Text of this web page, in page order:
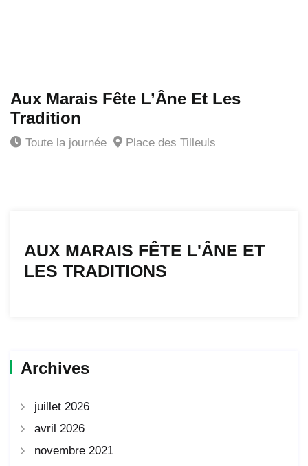
Aux Marais Fête L’Âne Et Les
Tradition
Toute la journée Place des Tilleuls
AUX MARAIS FÊTE L'ÂNE ET
LES TRADITIONS
Archives
juillet 2026
avril 2026
novembre 2021